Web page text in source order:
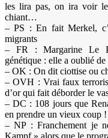
les lira pas, on ira voir
chiant…
– PS : En fait Merkel,
migrants
– FR : Margarine Le
génétique : elle a oublié
– OK : On dit ciottise ou
– OVH : Vrai faux
d’or qui fait déborder le
– DC : 108 jours que
en prendre un vieux coup !
– NP : Franchement je
Kampf » alors que le